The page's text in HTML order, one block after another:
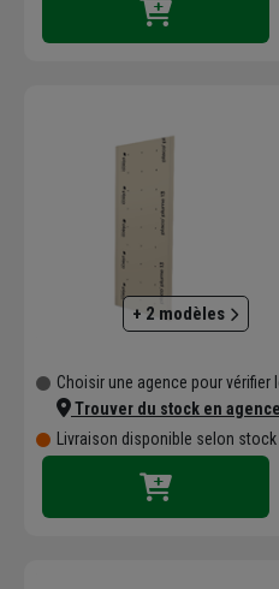
+ 2 modèles
Choisir une agence pour vérifier
Trouver du stock en agence
Livraison disponible selon